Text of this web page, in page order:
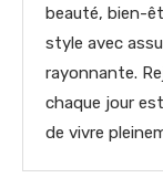
beauté, bien-
style avec
rayonnante.
chaque jour
de vivre